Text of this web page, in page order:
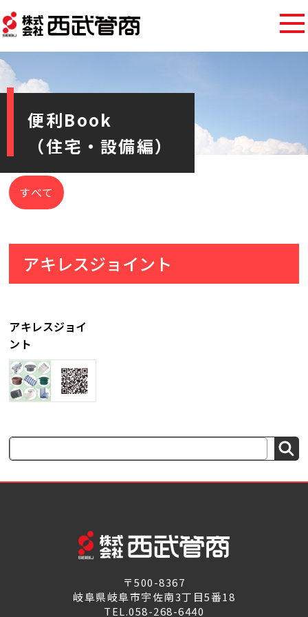
便利Book
（住宅・設備編）
すべて
アキレスジョイント
アキレスジョイ
ント
検
〒500-8367
岐阜県岐阜市宇佐南3丁目5番18
TEL.058-268-6440